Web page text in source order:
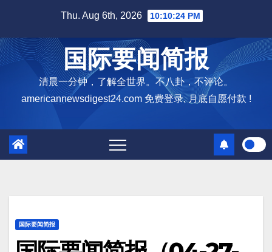
content
Thu. Aug 6th, 2026 10:10:25 PM
国际要闻简报
清晨一分钟，了解全世界。不八卦，不评论。
americannewsdigest24.com 免费登录, 月底自愿付款 !
国际要闻简报